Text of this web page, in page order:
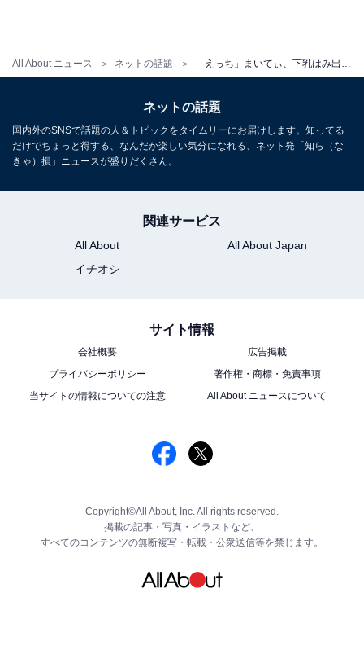
All About ニュース ネットの話題
ネットの話題
国内外のSNSで話題の人＆トピックをタイムリーにお届けします。知ってる
だけでちょっと得する、なんだか楽しい気分になれる、ネット発「知ら（な
きゃ）損」ニュースが盛りだくさん。
関連サービス
All About
All About Japan
イチオシ
サイト情報
会社概要
広告掲載
プライバシーポリシー
著作権・商標・免責事項
当サイトの情報についての注意
All About ニュースについて
Copyright©All About, Inc. All rights reserved.
掲載の記事・写真・イラストなど、
すべてのコンテンツの無断複写・転載・公衆送信等を禁じます。